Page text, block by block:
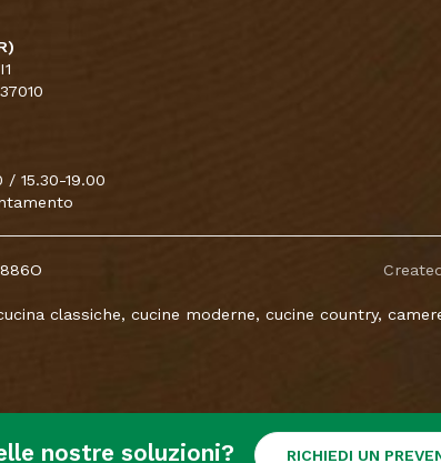
nostre soluzioni? RICHIEDI UN
/ 15.30-19.00
classiche, cucine moderne, cucine country,